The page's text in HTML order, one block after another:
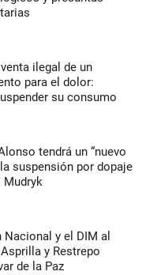
ilegal de un
para el dolor:
su consumo
tendrá un “nuevo
suspensión por dopaje
Mudryk
y el DIM al
y Restrepo
de la Paz